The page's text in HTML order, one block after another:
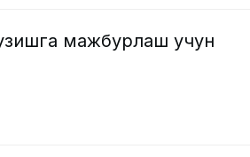
мажбурлаш учун